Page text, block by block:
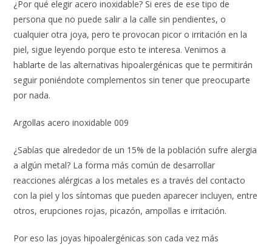
¿Por qué elegir acero inoxidable? Si eres de ese tipo de
persona que no puede salir a la calle sin pendientes, o
cualquier otra joya, pero te provocan picor o irritación en la
piel, sigue leyendo porque esto te interesa. Venimos a
hablarte de las alternativas hipoalergénicas que te permitirán
seguir poniéndote complementos sin tener que preocuparte
por nada.
Argollas acero inoxidable 009
¿Sabías que alrededor de un 15% de la población sufre alergia
a algún metal? La forma más común de desarrollar
reacciones alérgicas a los metales es a través del contacto
con la piel y los síntomas que pueden aparecer incluyen, entre
otros, erupciones rojas, picazón, ampollas e irritación.
Por eso las joyas hipoalergénicas son cada vez más